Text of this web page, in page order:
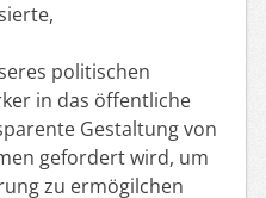
politischen
in das öffentliche
Gestaltung von
gefordert wird, um
zu ermögilchen